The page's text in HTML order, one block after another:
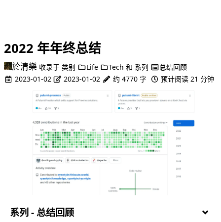
2022 年年终总结
於清樂 收录于 类别 Life Tech 和 系列
总结回顾
2023-01-02
2023-01-02 约 4770 字 预计阅读 21 分钟
系列 - 总结回顾